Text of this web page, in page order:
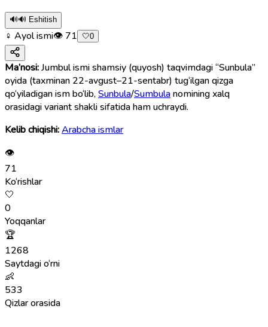
🔊🔊 Eshitish
♀ Ayol ismi👁 71 🤍0
Ma’nosi:Jumbul ismi shamsiy (quyosh) taqvimdagi “Sunbula”
oyida (taxminan 22-avgust–21-sentabr) tug‘ilgan qizga
qo‘yiladigan ism bo‘lib,Sunbula/Sumbulanomining xalq
orasidagi variant shakli sifatida ham uchraydi.
Kelib chiqishi:Arabcha ismlar
👁
71
Ko‘rishlar
🤍
0
Yoqqanlar
🏆
1268
Saytdagi o‘rni
👶
533
Qizlar orasida